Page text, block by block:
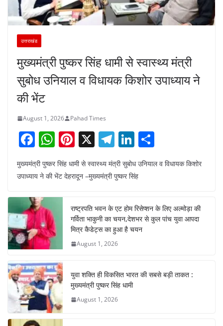
उत्तराखंड
मुख्यमंत्री पुष्कर सिंह धामी से स्वास्थ्य मंत्री
सुबोध उनियाल व विधायक किशोर उपाध्याय ने
की भेंट
August 1, 2026 Pahad Times
F
a
c
b
o
o
k
W
h
at
A
p
p
Pi
nt
er
e
st
X T
el
e
gr
a
m
Li
n
k
dI
n
ar
मुख्यमंत्री पुष्कर सिंह धामी से स्वास्थ्य मंत्री सुबोध उनियाल व विधायक किशोर
उपाध्याय ने की भेंट देहरादून –मुख्यमंत्री पुष्कर सिंह
राष्ट्रपति भवन के एट होम रिसेप्शन के लिए अल्मोड़ा की
गर्विता भाकुनी का चयन,देशभर से कुल पांच युवा आपदा
मित्र कैडेट्स का हुआ है चयन
August 1, 2026
युवा शक्ति ही विकसित भारत की सबसे बड़ी ताकत :
मुख्यमंत्री पुष्कर सिंह धामी
August 1, 2026